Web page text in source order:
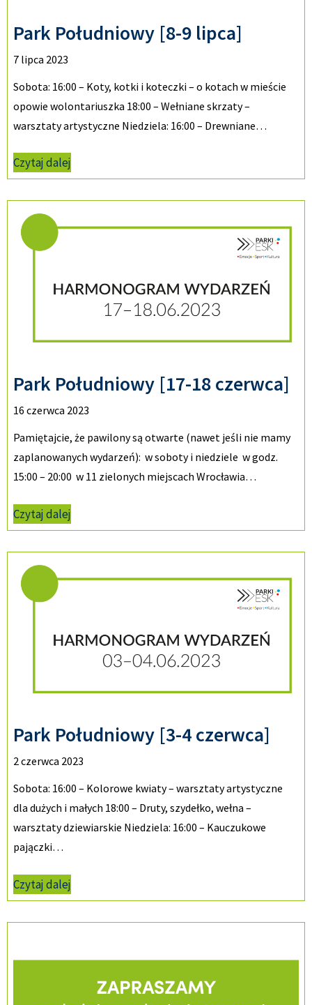
Park Południowy [8-9 lipca]
7 lipca 2023
Sobota: 16:00 – Koty, kotki i koteczki – o kotach w mieście
opowie wolontariuszka 18:00 – Wełniane skrzaty –
warsztaty artystyczne Niedziela: 16:00 – Drewniane…
Czytaj dalej
Park Południowy [17-18 czerwca]
16 czerwca 2023
Pamiętajcie, że pawilony są otwarte (nawet jeśli nie mamy
zaplanowanych wydarzeń): w soboty i niedziele w godz.
15:00 – 20:00 w 11 zielonych miejscach Wrocławia…
Czytaj dalej
Park Południowy [3-4 czerwca]
2 czerwca 2023
Sobota: 16:00 – Kolorowe kwiaty – warsztaty artystyczne
dla dużych i małych 18:00 – Druty, szydełko, wełna –
warsztaty dziewiarskie Niedziela: 16:00 – Kauczukowe
pajączki…
Czytaj dalej